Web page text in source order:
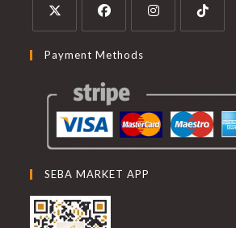
Payment Methods
SEBA MARKET APP